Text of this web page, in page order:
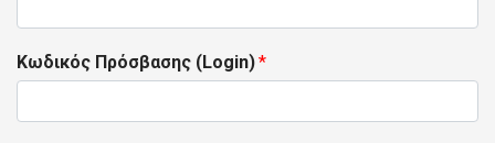
Κωδικός Πρόσβασης (Login)*